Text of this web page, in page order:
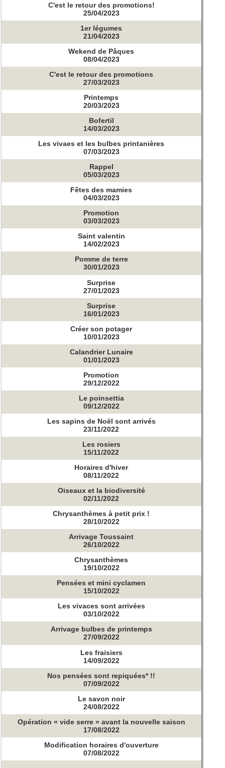
C'est le retour des promotions!
25/04/2023
1er légumes
21/04/2023
Wekend de Pâques
08/04/2023
C'est le retour des promotions
27/03/2023
Printemps
20/03/2023
Bofertil
14/03/2023
Les vivaes et les bulbes printanières
07/03/2023
Rappel
05/03/2023
Fêtes des mamies
04/03/2023
Promotion
03/03/2023
Saint valentin
14/02/2023
Pomme de terre
30/01/2023
Surprise
27/01/2023
Surprise
16/01/2023
Créer son potager
10/01/2023
Calandrier Lunaire
01/01/2023
Promotion
29/12/2022
Le poinsettia
09/12/2022
Les sapins de Noël sont arrivés
23/11/2022
Les rosiers
15/11/2022
Horaires d'hiver
08/11/2022
Oiseaux et la biodiversité
02/11/2022
Chrysanthèmes à petit prix !
28/10/2022
Arrivage Toussaint
26/10/2022
Chrysanthèmes
19/10/2022
Pensées et mini cyclamen
15/10/2022
Les vivaces sont arrivées
03/10/2022
Arrivage bulbes de printemps
27/09/2022
Les fraisiers
14/09/2022
Nos pensées sont repiquées* !!
07/09/2022
Le savon noir
24/08/2022
Opération « vide serre » avant la nouvelle saison
17/08/2022
Modification horaires d'ouverture
07/08/2022